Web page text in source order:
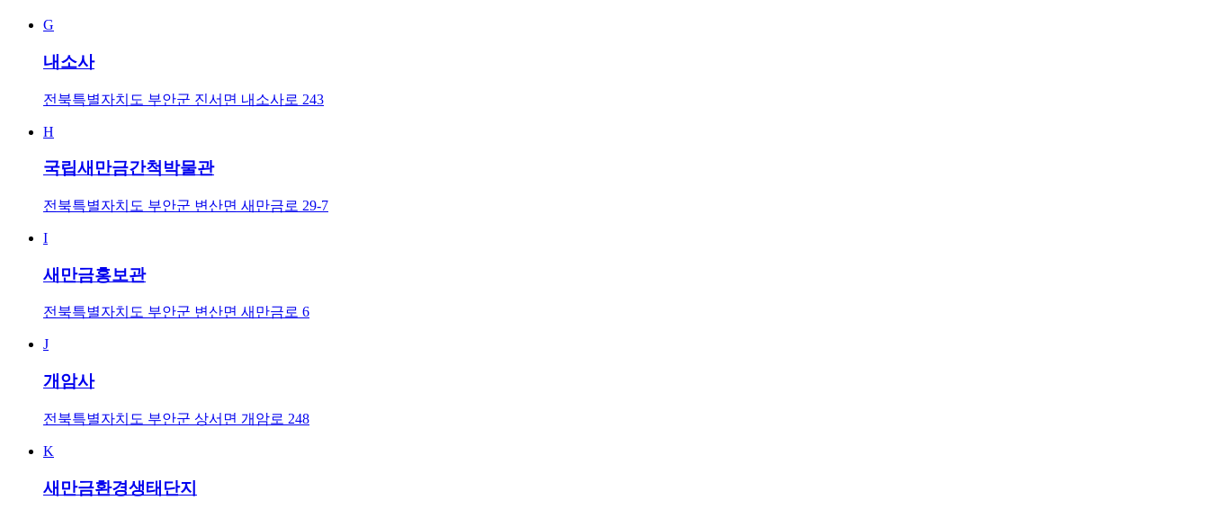
G
내소사
전북특별자치도 부안군 진서면 내소사로 243
H
국립새만금간척박물관
전북특별자치도 부안군 변산면 새만금로 29-7
I
새만금홍보관
전북특별자치도 부안군 변산면 새만금로 6
J
개암사
전북특별자치도 부안군 상서면 개암로 248
K
새만금환경생태단지